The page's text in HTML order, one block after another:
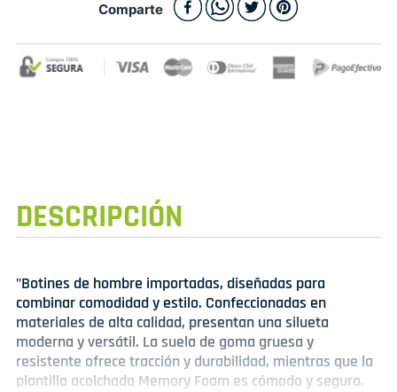
Comparte
DESCRIPCIÓN
"Botines de hombre importadas, diseñadas para
combinar comodidad y estilo. Confeccionadas en
materiales de alta calidad, presentan una silueta
moderna y versátil. La suela de goma gruesa y
resistente ofrece tracción y durabilidad, mientras que la
plantilla acolchada Memory Foam es cómodo y seguro.